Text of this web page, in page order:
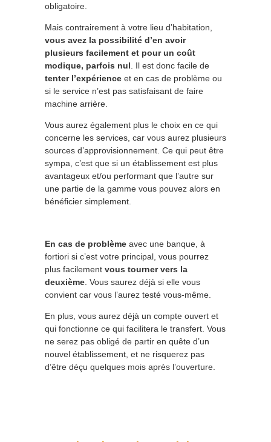
obligatoire.
Mais contrairement à votre lieu d’habitation,
vous avez la possibilité d’en avoir
plusieurs facilement et pour un coût
modique, parfois nul . Il est donc facile de
tenter l’expérience et en cas de problème ou
si le service n’est pas satisfaisant de faire
machine arrière.
Vous aurez également plus le choix en ce qui
concerne les services, car vous aurez plusieurs
sources d’approvisionnement. Ce qui peut être
sympa, c’est que si un établissement est plus
avantageux et/ou performant que l’autre sur
une partie de la gamme vous pouvez alors en
bénéficier simplement.
En cas de problème avec une banque, à
fortiori si c’est votre principal, vous pourrez
plus facilement vous tourner vers la
deuxième . Vous saurez déjà si elle vous
convient car vous l’aurez testé vous-même.
En plus, vous aurez déjà un compte ouvert et
qui fonctionne ce qui facilitera le transfert. Vous
ne serez pas obligé de partir en quête d’un
nouvel établissement, et ne risquerez pas
d’être déçu quelques mois après l’ouverture.